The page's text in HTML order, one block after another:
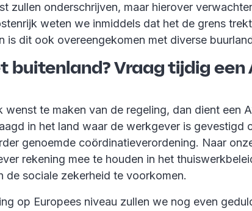
zullen onderschrijven, maar hierover
weten we inmiddels dat het de grens
is dit ook overeengekomen met diverse
buitenland? Vraag tijdig een
wenst te maken van de regeling, dan dient een
in het land waar de werkgever is gevestigd
genoemde coördinatieverordening. Naar
rekening mee te houden in het
de sociale zekerheid te voorkomen.
op Europees niveau zullen we nog even